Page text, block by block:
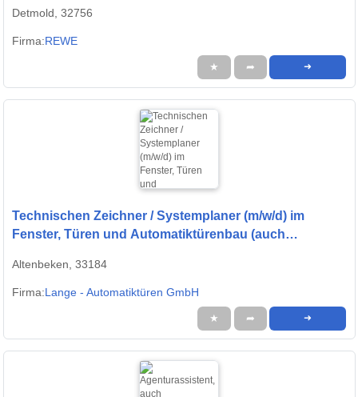
Detmold, 32756
Firma:REWE
★ ➦ ➜
Technischen Zeichner / Systemplaner (m/w/d) im
Fenster, Türen und Automatiktürenbau (auch
Altenbeken, 33184
Firma:Lange - Automatiktüren GmbH
★ ➦ ➜